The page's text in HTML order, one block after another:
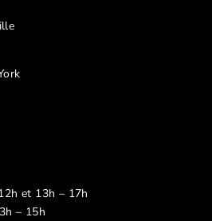
et 13h – 17h
– 15h